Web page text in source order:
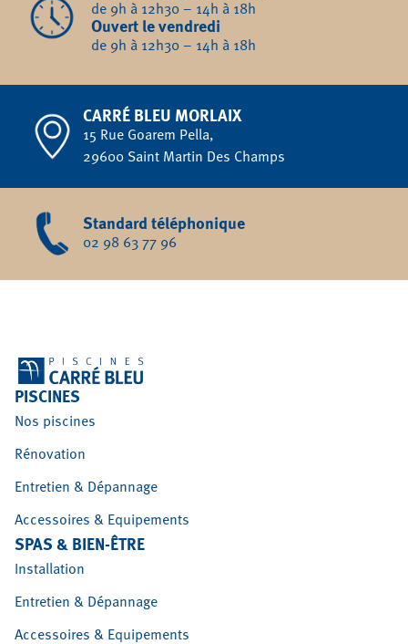
de 9h à 12h30 – 14h à 18h
Ouvert le vendredi
de 9h à 12h30 – 14h à 18h
CARRÉ BLEU MORLAIX
15 Rue Goarem Pella,
29600 Saint Martin Des Champs
Standard téléphonique
02 98 63 77 96
PISCINES
Nos piscines
Rénovation
Entretien & Dépannage
Accessoires & Equipements
SPAS & BIEN-ÊTRE
Installation
Entretien & Dépannage
Accessoires & Equipements